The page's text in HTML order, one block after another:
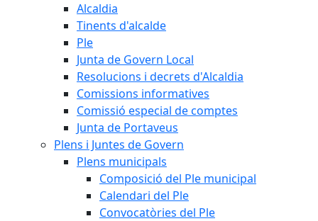
Alcaldia
Tinents d'alcalde
Ple
Junta de Govern Local
Resolucions i decrets d'Alcaldia
Comissions informatives
Comissió especial de comptes
Junta de Portaveus
Plens i Juntes de Govern
Plens municipals
Composició del Ple municipal
Calendari del Ple
Convocatòries del Ple